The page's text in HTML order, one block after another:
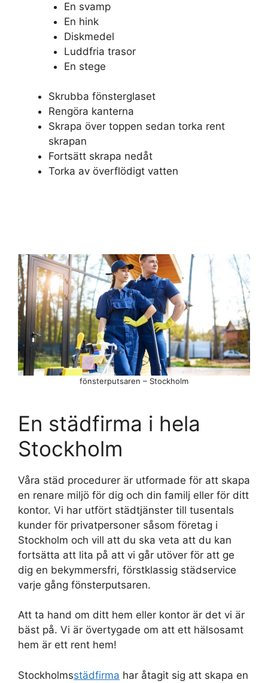
En svamp
En hink
Diskmedel
Luddfria trasor
En stege
Skrubba fönsterglaset
Rengöra kanterna
Skrapa över toppen sedan torka rent
skrapan
Fortsätt skrapa nedåt
Torka av överflödigt vatten
En städfirma i hela
Stockholm
Våra städ procedurer är utformade för att skapa
en renare miljö för dig och din familj eller för ditt
kontor. Vi har utfört städtjänster till tusentals
kunder för privatpersoner såsom företag i
Stockholm och vill att du ska veta att du kan
fortsätta att lita på att vi går utöver för att ge
dig en bekymmersfri, förstklassig städservice
varje gång fönsterputsaren.
Att ta hand om ditt hem eller kontor är det vi är
bäst på. Vi är övertygade om att ett hälsosamt
hem är ett rent hem!
Stockholmsstädfirma har åtagit sig att skapa en
fönsterputsaren – Stockholm